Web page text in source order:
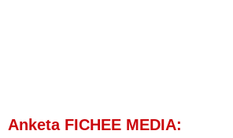
Anketa FICHEE MEDIA: